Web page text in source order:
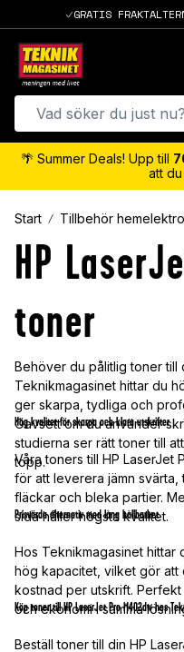
GRATIS
🌴 Summer Deals! Upp till
att
Start Tillbehör
HP
toner
Behöver du pålitlig toner till
Teknikmagasinet hittar du
ger skarpa, tydliga och
Oavsett om du använder
studierna ser rätt toner till
topp.
Hög kvalitet för skarpa och klara utskrifter
Våra toners till HP LaserJet
för att leverera jämn
fläckar och bleka partier.
sida håller högsta kvalitet.
Prisvärda alternativ med lång hållbarhet
Hos Teknikmagasinet hittar
hög kapacitet, vilket gör att
kostnad per utskrift.
och ekonomi i samma
Köp toner till HP LaserJet Pro M402dw hos
Beställ toner till din HP